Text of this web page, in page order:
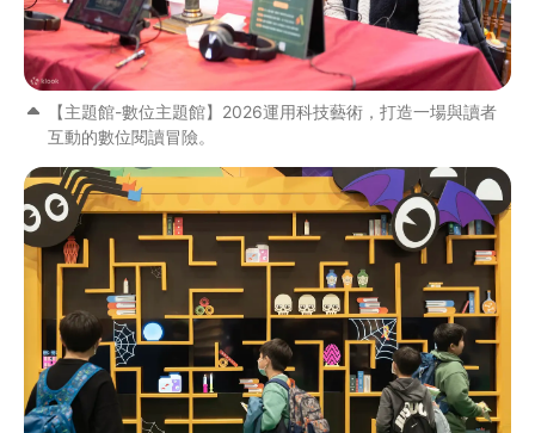
【主題館-數位主題館】2026運用科技藝術，打造一場與讀者
互動的數位閱讀冒險。